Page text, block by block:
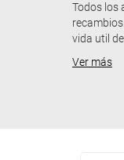
Todos los
vida util
Ver más